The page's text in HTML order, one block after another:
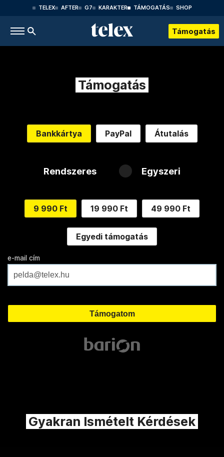
TELEX AFTER G7 KARAKTER TÁMOGATÁS SHOP
Támogatás
Támogatás
Bankkártya PayPal Átutalás
Rendszeres Egyszeri
9 990 Ft 19 990 Ft 49 990 Ft
Egyedi támogatás
e-mail cím
Gyakran Ismételt Kérdések